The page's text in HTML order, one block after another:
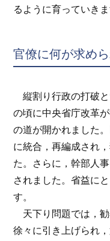
るように育っていきま
官僚に何が求め
縦割り行政の打破
の頃に中央省庁改革
の道が開かれました
に統合，再編成され
た。さらに，幹部人
されました。省益に
す。
天下り問題では，勧
徐々に引き上げられ